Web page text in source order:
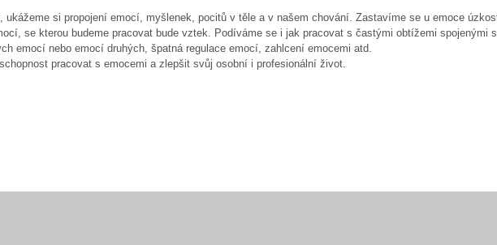
si propojení emocí, myšlenek, pocitů v těle a v našem chování. Zastavíme se u emoce
se kterou budeme pracovat bude vztek. Podíváme se i jak pracovat s častými obtížemi spojenými
emocí nebo emocí druhých, špatná regulace emocí, zahlcení emocemi atd.
pracovat s emocemi a zlepšit svůj osobní i profesionální život.